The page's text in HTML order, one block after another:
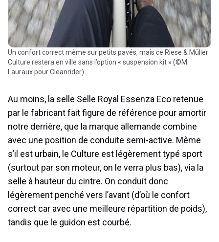
Un confort correct même sur petits pavés, mais ce Riese & Müller
Culture restera en ville sans l’option « suspension kit » (©M.
Lauraux pour Cleanrider)
Au moins, la selle Selle Royal Essenza Eco retenue
par le fabricant fait figure de référence pour amortir
notre derrière, que la marque allemande combine
avec une position de conduite semi-active. Même
s’il est urbain, le Culture est légèrement typé sport
(surtout par son moteur, on le verra plus bas), via la
selle à hauteur du cintre. On conduit donc
légèrement penché vers l’avant (d’où le confort
correct car avec une meilleure répartition de poids),
tandis que le guidon est courbé.